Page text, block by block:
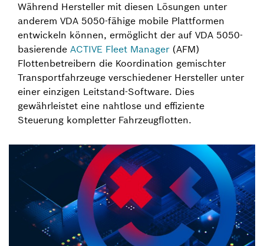
Während Hersteller mit diesen Lösungen unter
anderem VDA 5050-fähige mobile Plattformen
entwickeln können, ermöglicht der auf VDA 5050-
basierende ACTIVE Fleet Manager(AFM)
Flottenbetreibern die Koordination gemischter
Transportfahrzeuge verschiedener Hersteller unter
einer einzigen Leitstand-Software. Dies
gewährleistet eine nahtlose und effiziente
Steuerung kompletter Fahrzeugflotten.